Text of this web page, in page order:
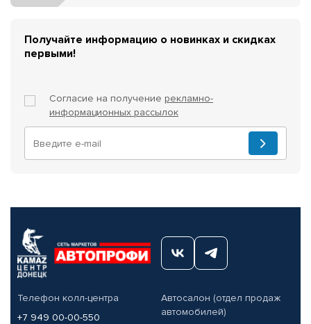
Получайте информацию о новинках и скидках
первыми!
Согласие на получение рекламно-
информационных рассылок
Телефон колл-центра
+7 949 00-00-550
Автосалон (отдел продаж
автомобилей)